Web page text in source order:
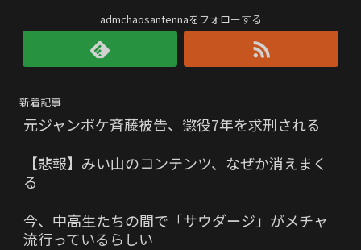
admchaosantennaをフォローする
新着記事
元ジャンポケ斉藤被告、懲役7年を求刑される
【悲報】みい山のコンテンツ、なぜか消えまく
る
今、中高生たちの間で「サウダージ」がメチャ
流行っているらしい